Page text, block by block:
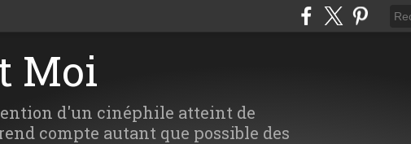
Moi
d'un cinéphile atteint de
compte autant que possible des